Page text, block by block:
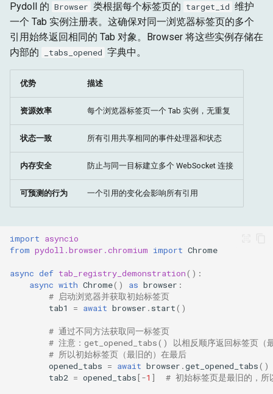
Pydoll 的 Browser 类根据每个标签页的 target_id 维护
一个 Tab 实例注册表。这确保对同一浏览器标签页的多个
引用始终返回相同的 Tab 对象。Browser 将这些实例存储在
内部的
_tabs_opened 字典中。
优势 描述
资源效率 每个浏览器标签页一个 Tab 实例，无重复
状态一致 所有引用共享相同的事件处理器和状态
内存安全 防止与同一目标建立多个 WebSocket 连接
可预测的行为 一个引用的变化会影响所有引用
import asyncio
from pydoll.browser.chromium import Chrome
async def tab_registry_demonstration():
async with Chrome() as browser :
# 启动浏览器并获取初始标签页
tab1
= await browser . start()
# 通过不同方法获取同一标签页
# 注意：get_opened_tabs() 以相反顺序返回标签页（
# 所以初始标签页（最旧的）在最后
opened_tabs = await browser .get_opened_tabs()
tab2 = opened_tabs[-1 ] # 初始标签页是最旧的，所